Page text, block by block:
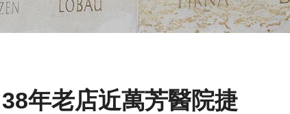
年老店近萬芳醫院捷